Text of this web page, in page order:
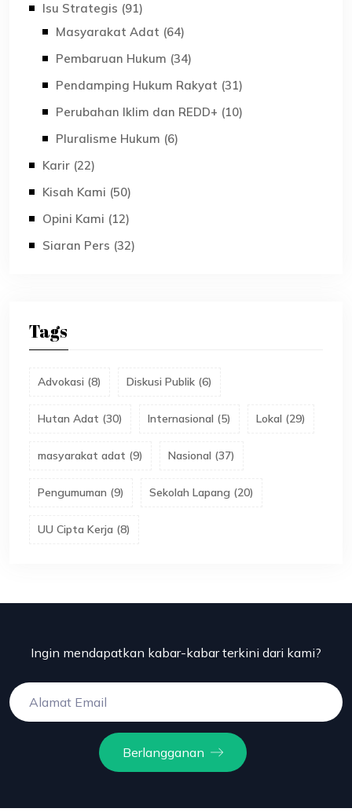
Isu Strategis (91)
Masyarakat Adat (64)
Pembaruan Hukum (34)
Pendamping Hukum Rakyat (31)
Perubahan Iklim dan REDD+ (10)
Pluralisme Hukum (6)
Karir (22)
Kisah Kami (50)
Opini Kami (12)
Siaran Pers (32)
Tags
Advokasi (8) Diskusi Publik (6)
Hutan Adat (30) Internasional (5) Lokal (29)
masyarakat adat (9) Nasional (37)
Pengumuman (9) Sekolah Lapang (20)
UU Cipta Kerja (8)
Ingin mendapatkan kabar-kabar terkini dari kami?
Berlangganan